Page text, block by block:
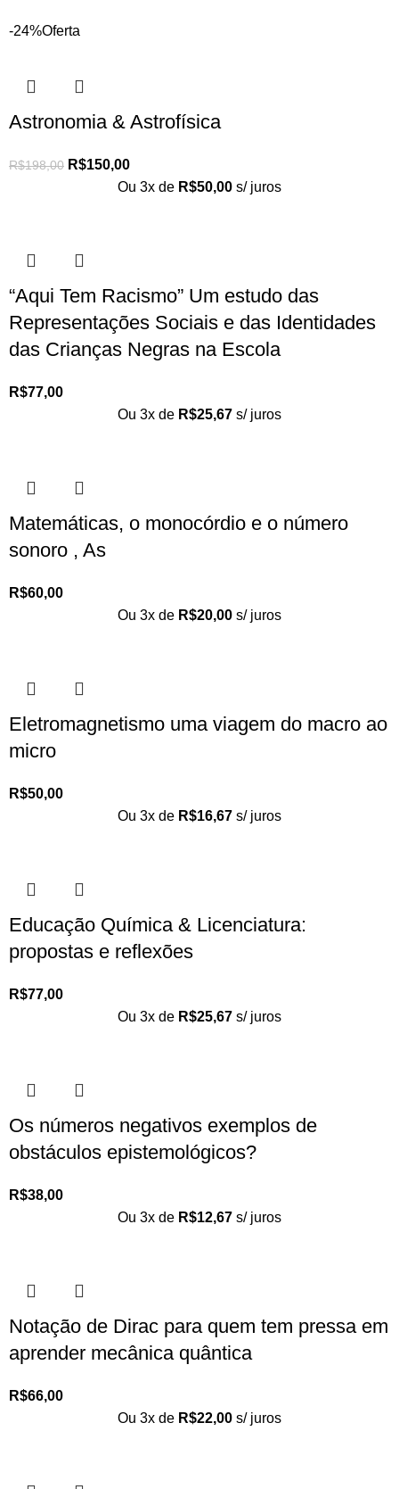
-24%Oferta
Astronomia & Astrofísica
R$198,00 R$150,00
Ou 3x de R$50,00 s/ juros
“Aqui Tem Racismo” Um estudo das
Representações Sociais e das Identidades
das Crianças Negras na Escola
R$77,00
Ou 3x de R$25,67 s/ juros
Matemáticas, o monocórdio e o número
sonoro , As
R$60,00
Ou 3x de R$20,00 s/ juros
Eletromagnetismo uma viagem do macro ao
micro
R$50,00
Ou 3x de R$16,67 s/ juros
Educação Química & Licenciatura:
propostas e reflexões
R$77,00
Ou 3x de R$25,67 s/ juros
Os números negativos exemplos de
obstáculos epistemológicos?
R$38,00
Ou 3x de R$12,67 s/ juros
Notação de Dirac para quem tem pressa em
aprender mecânica quântica
R$66,00
Ou 3x de R$22,00 s/ juros